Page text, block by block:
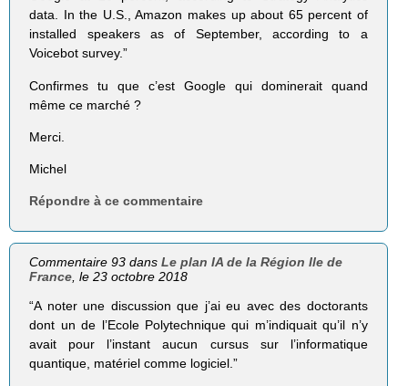
data. In the U.S., Amazon makes up about 65 percent of
installed speakers as of September, according to a
Voicebot survey.”
Confirmes tu que c’est Google qui dominerait quand
même ce marché ?
Merci.
Michel
Répondre à ce commentaire
Commentaire 93 dansLe plan IA de la Région Ile de
France , le 23 octobre 2018
“A noter une discussion que j’ai eu avec des doctorants
dont un de l’Ecole Polytechnique qui m’indiquait qu’il n’y
avait pour l’instant aucun cursus sur l’informatique
quantique, matériel comme logiciel.”